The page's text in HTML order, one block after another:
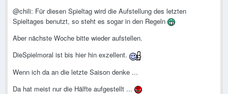
@chili: Für diesen Spieltag wird die Aufstellung des letzten
Spieltages benutzt, so steht es sogar in den Regeln
Aber nächste Woche bitte wieder aufstellen.
DieSpielmoral ist bis hier hin exzellent.
Wenn ich da an die letzte Saison denke ...
Da hat meist nur die Hälfte aufgestellt ...